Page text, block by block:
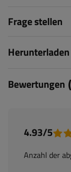
Frage stellen
Herunterladen
Bewertungen
4.93/5
Anzahl der